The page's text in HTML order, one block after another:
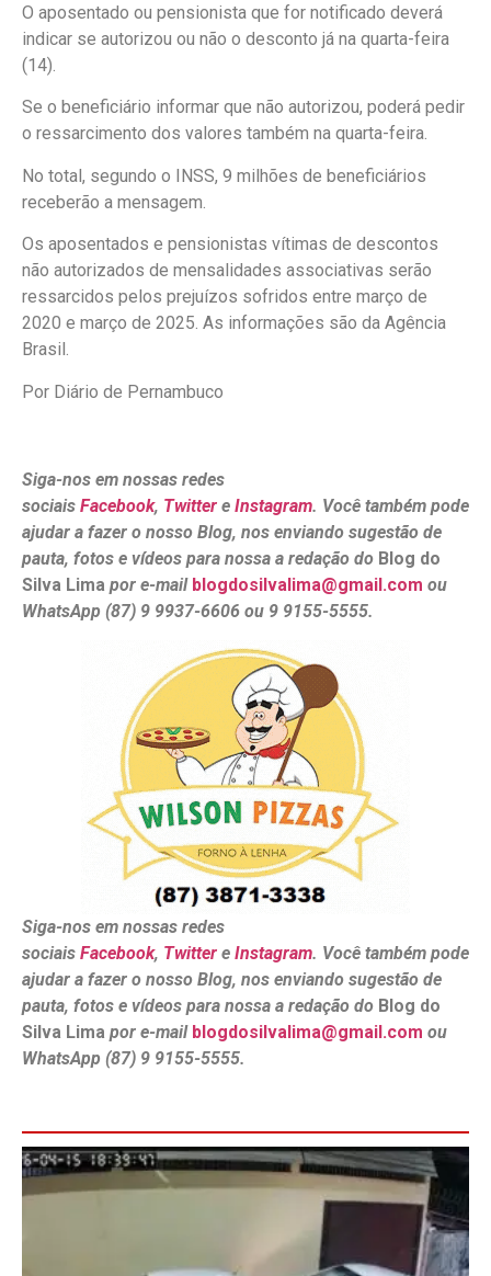
O aposentado ou pensionista que for notificado deverá
indicar se autorizou ou não o desconto já na quarta-feira
(14).
Se o beneficiário informar que não autorizou, poderá pedir
o ressarcimento dos valores também na quarta-feira.
No total, segundo o INSS, 9 milhões de beneficiários
receberão a mensagem.
Os aposentados e pensionistas vítimas de descontos
não autorizados de mensalidades associativas serão
ressarcidos pelos prejuízos sofridos entre março de
2020 e março de 2025. As informações são da Agência
Brasil.
Por Diário de Pernambuco
Siga-nos em nossas redes
sociais Facebook, Twitter e Instagram. Você também pode
ajudar a fazer o nosso Blog, nos enviando sugestão de
pauta, fotos e vídeos para nossa a redação do Blog do
Silva Lima por e-mail blogdosilvalima@gmail.com ou
WhatsApp (87) 9 9937-6606 ou 9 9155-5555.
Siga-nos em nossas redes
sociais Facebook, Twitter e Instagram. Você também pode
ajudar a fazer o nosso Blog, nos enviando sugestão de
pauta, fotos e vídeos para nossa a redação do Blog do
Silva Lima por e-mail blogdosilvalima@gmail.com ou
WhatsApp (87) 9 9155-5555.